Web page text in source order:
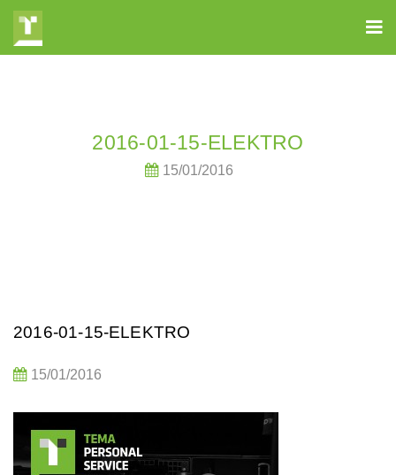
2016-01-15-ELEKTRO
15/01/2016
2016-01-15-ELEKTRO
15/01/2016